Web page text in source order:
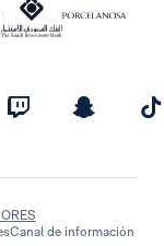
Canal de información